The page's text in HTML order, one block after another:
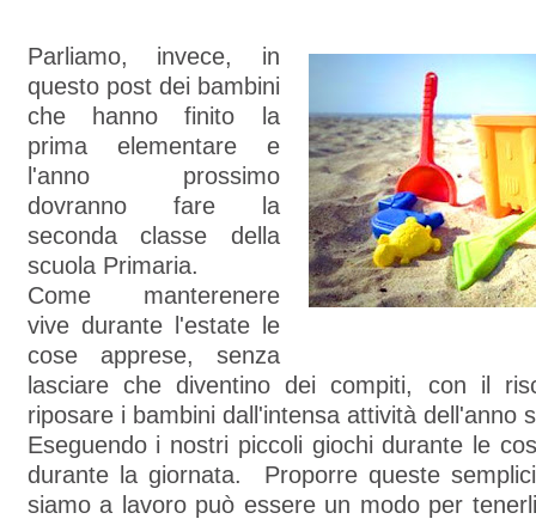
Parliamo, invece, in
questo post dei bambini
che hanno finito la
prima elementare e
l'anno prossimo
dovranno fare la
seconda classe della
scuola Primaria.
Come manterenere
vive durante l'estate le
cose apprese, senza
lasciare che diventino dei compiti, con il
riposare i bambini dall'intensa attività dell'anno
Eseguendo i nostri piccoli giochi durante le
durante la giornata. Proporre queste
siamo a lavoro può essere un modo per